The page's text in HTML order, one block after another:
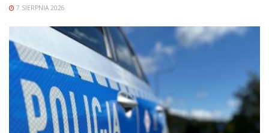
7 SIERPNIA 2026